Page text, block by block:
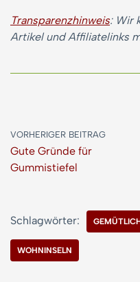
Transparenzhinweis: Wir
Artikel und Affiliatelinks
VORHERIGER BEITRAG
Gute Gründe für
Gummistiefel
Schlagwörter:
WOHNINSELN